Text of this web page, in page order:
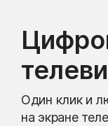
Один клик и
на экране